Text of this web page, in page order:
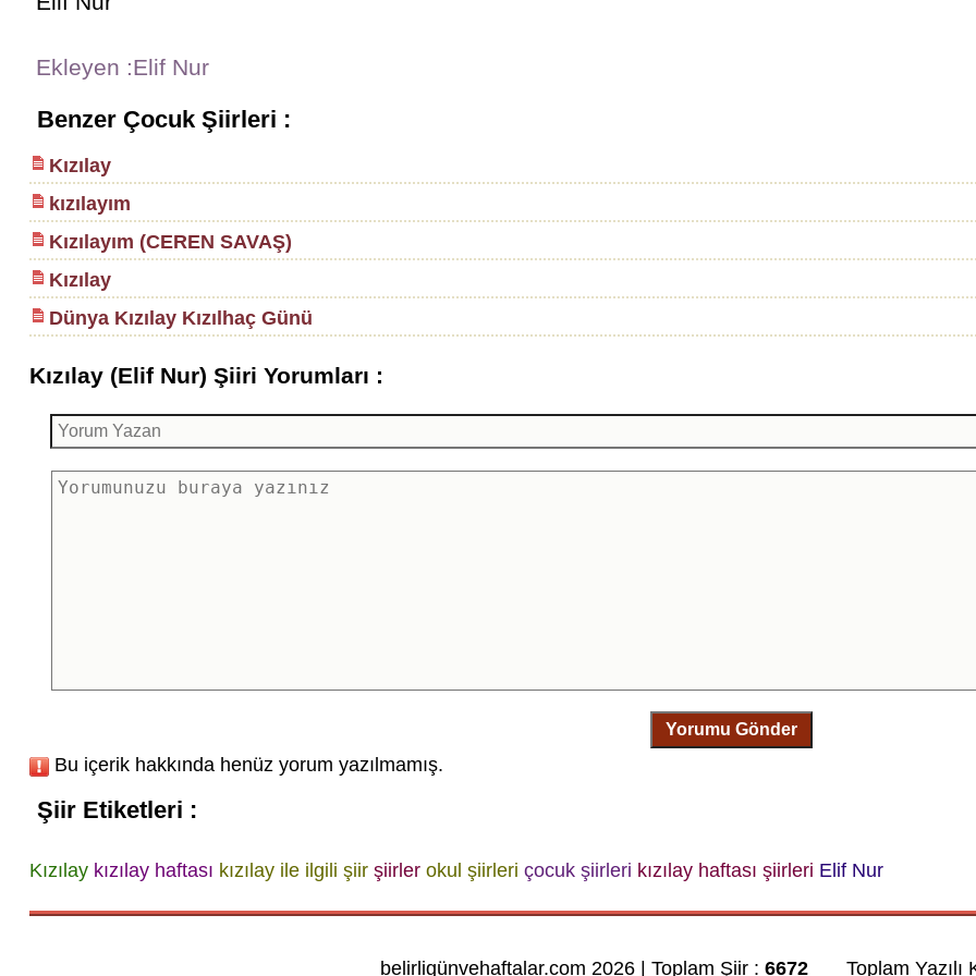
Ekleyen :Elif Nur
Benzer Çocuk Şiirleri :
Kızılay
kızılayım
Kızılayım (CEREN SAVAŞ)
Kızılay
Dünya Kızılay Kızılhaç Günü
Kızılay (Elif Nur) Şiiri Yorumları :
Yorumu Gönder
Bu içerik hakkında henüz yorum yazılmamış.
Şiir Etiketleri :
Kızılay kızılay haftası kızılay ile ilgili şiir şiirler okul şiirleri çocuk şiirleri kızılay haftası şiirleri Elif Nur
belirligünvehaftalar.com 2026 | Toplam Şiir :6672 Toplam Yazılı